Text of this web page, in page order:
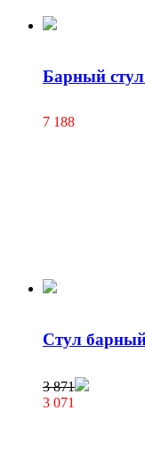
Барный
7 188
Стул
3 871
3 071